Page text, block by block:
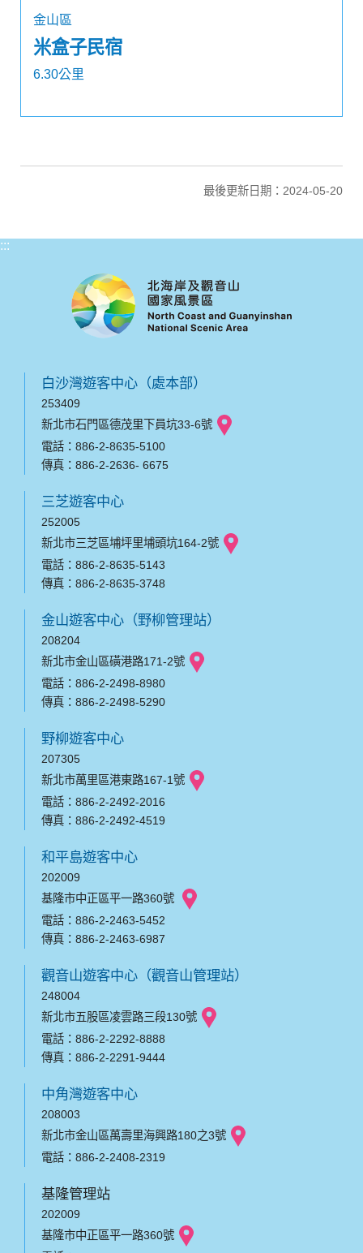
金山區
米盒子民宿
6.30公里
最後更新日期：2024-05-20
:::
白沙灣遊客中心（處本部）
253409
新北市石門區德茂里下員坑33-6號
電話：886-2-8635-5100
傳真：886-2-2636- 6675
三芝遊客中心
252005
新北市三芝區埔坪里埔頭坑164-2號
電話：886-2-8635-5143
傳真：886-2-8635-3748
金山遊客中心（野柳管理站）
208204
新北市金山區磺港路171-2號
電話：886-2-2498-8980
傳真：886-2-2498-5290
野柳遊客中心
207305
新北市萬里區港東路167-1號
電話：886-2-2492-2016
傳真：886-2-2492-4519
和平島遊客中心
202009
基隆市中正區平一路360號
電話：886-2-2463-5452
傳真：886-2-2463-6987
觀音山遊客中心（觀音山管理站）
248004
新北市五股區凌雲路三段130號
電話：886-2-2292-8888
傳真：886-2-2291-9444
中角灣遊客中心
208003
新北市金山區萬壽里海興路180之3號
電話：886-2-2408-2319
基隆管理站
202009
基隆市中正區平一路360號